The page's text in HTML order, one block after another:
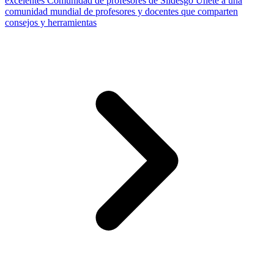
comunidad mundial de profesores y docentes que comparten
consejos y herramientas